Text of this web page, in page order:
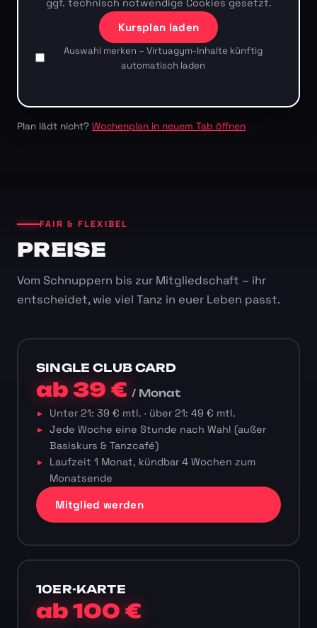
ggf. technisch notwendige Cookies gesetzt.
Kursplan laden
Auswahl merken – Virtuagym-Inhalte künftig
automatisch laden
Plan lädt nicht? Wochenplan in neuem Tab öffnen
FAIR & FLEXIBEL
PREISE
Vom Schnuppern bis zur Mitgliedschaft – ihr
entscheidet, wie viel Tanz in euer Leben passt.
SINGLE CLUB CARD
ab 39 €/ Monat
Unter 21: 39 € mtl. · über 21: 49 € mtl.
Jede Woche eine Stunde nach Wahl (außer
Basiskurs & Tanzcafé)
Laufzeit 1 Monat, kündbar 4 Wochen zum
Monatsende
Mitglied werden
10ER-KARTE
ab 100 €